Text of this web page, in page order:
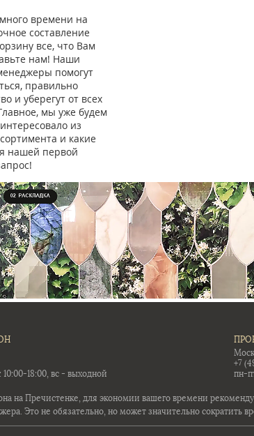
времени на
составление
все, что Вам
нам! Наши
помогут
правильно
и уберегут от всех
мы уже будем
из
и какие
нашей первой
18:00, вс - выходной
+7
пн-
на Пречистенке, для экономии вашего времени
Это не обязательно, но может значительно сократить